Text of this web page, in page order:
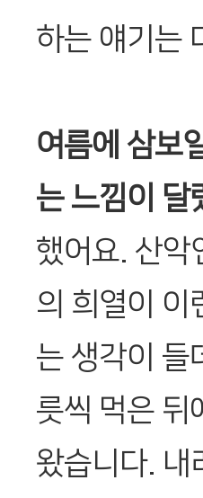
하는 얘기는
여름에 삼보
는 느낌이 달
했어요. 산악
의 희열이 이
는 생각이 들
릇씩 먹은 뒤
왔습니다. 내